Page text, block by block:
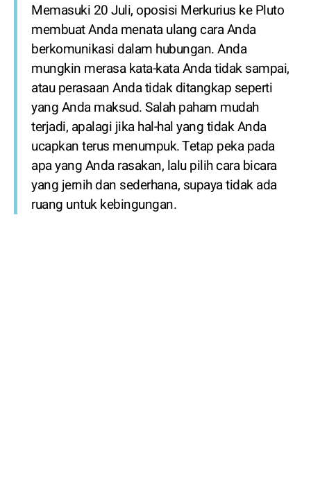
Memasuki 20 Juli, oposisi Merkurius ke Pluto
membuat Anda menata ulang cara Anda
berkomunikasi dalam hubungan. Anda
mungkin merasa kata-kata Anda tidak sampai,
atau perasaan Anda tidak ditangkap seperti
yang Anda maksud. Salah paham mudah
terjadi, apalagi jika hal-hal yang tidak Anda
ucapkan terus menumpuk. Tetap peka pada
apa yang Anda rasakan, lalu pilih cara bicara
yang jernih dan sederhana, supaya tidak ada
ruang untuk kebingungan.